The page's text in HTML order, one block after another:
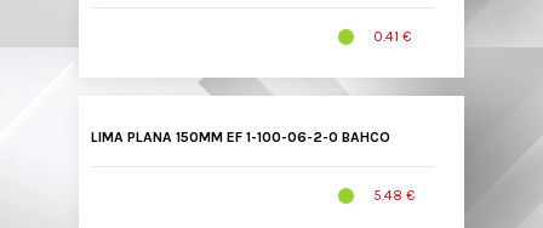
0.41 €
LIMA PLANA 150MM EF 1-100-06-2-0 BAHCO
5.48 €